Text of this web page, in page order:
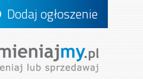
Dodaj ogłoszenie